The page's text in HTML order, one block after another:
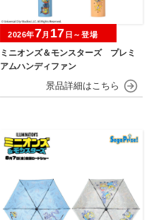
ミニオンズ＆モンスターズ プレミ
アムハンディファン
2026年7月 17 日～登場